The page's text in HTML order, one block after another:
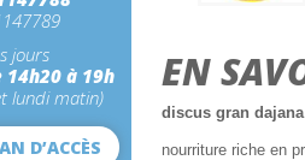
EN
discus gran dajana
nourriture riche en
jours
14h20 à 19h
lundi matin)
D’ACCÈS